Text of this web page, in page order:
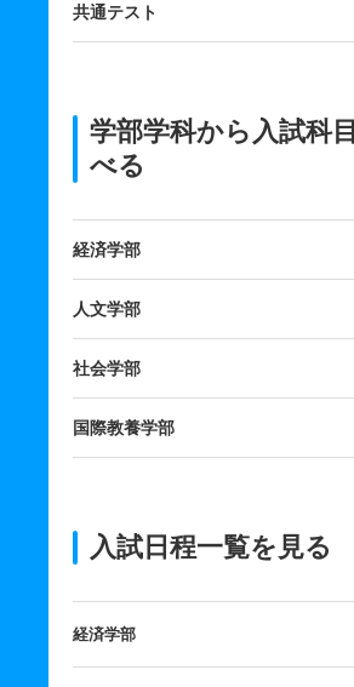
共通テスト
学部学科から入試科
べる
経済学部
人文学部
社会学部
国際教養学部
入試日程一覧を見る
経済学部